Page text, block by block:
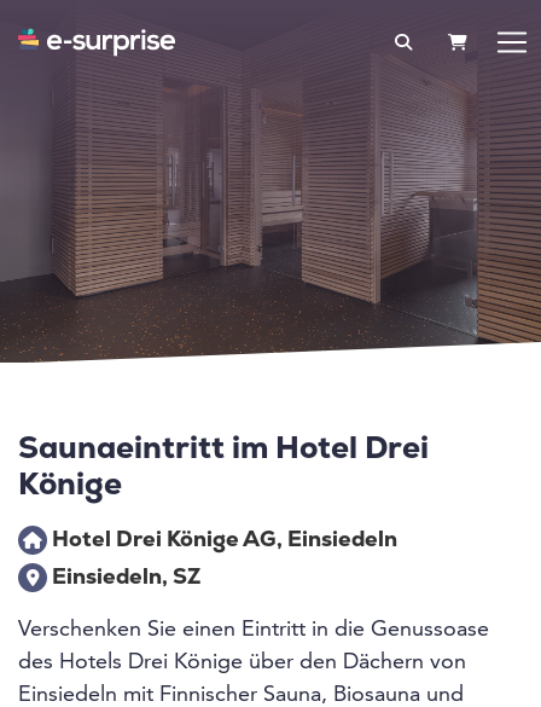
Saunaeintritt im Hotel Drei
Könige
Hotel Drei Könige AG, Einsiedeln
Einsiedeln, SZ
Verschenken Sie einen Eintritt in die Genussoase
des Hotels Drei Könige über den Dächern von
Einsiedeln mit Finnischer Sauna, Biosauna und